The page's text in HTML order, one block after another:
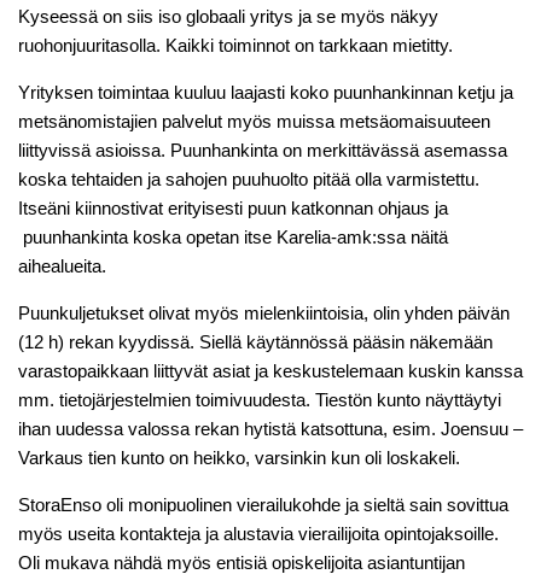
Kyseessä on siis iso globaali yritys ja se myös näkyy
ruohonjuuritasolla. Kaikki toiminnot on tarkkaan mietitty.
Yrityksen toimintaa kuuluu laajasti koko puunhankinnan ketju ja
metsänomistajien palvelut myös muissa metsäomaisuuteen
liittyvissä asioissa. Puunhankinta on merkittävässä asemassa
koska tehtaiden ja sahojen puuhuolto pitää olla varmistettu.
Itseäni kiinnostivat erityisesti puun katkonnan ohjaus ja
puunhankinta koska opetan itse Karelia-amk:ssa näitä
aihealueita.
Puunkuljetukset olivat myös mielenkiintoisia, olin yhden päivän
(12 h) rekan kyydissä. Siellä käytännössä pääsin näkemään
varastopaikkaan liittyvät asiat ja keskustelemaan kuskin kanssa
mm. tietojärjestelmien toimivuudesta. Tiestön kunto näyttäytyi
ihan uudessa valossa rekan hytistä katsottuna, esim. Joensuu –
Varkaus tien kunto on heikko, varsinkin kun oli loskakeli.
StoraEnso oli monipuolinen vierailukohde ja sieltä sain sovittua
myös useita kontakteja ja alustavia vierailijoita opintojaksoille.
Oli mukava nähdä myös entisiä opiskelijoita asiantuntijan